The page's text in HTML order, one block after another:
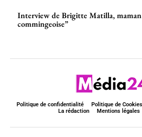
Interview de Brigitte Matilla,
commingeoise”
Politique de confidentialité Politique de Cookies
La rédaction
Mentions légales